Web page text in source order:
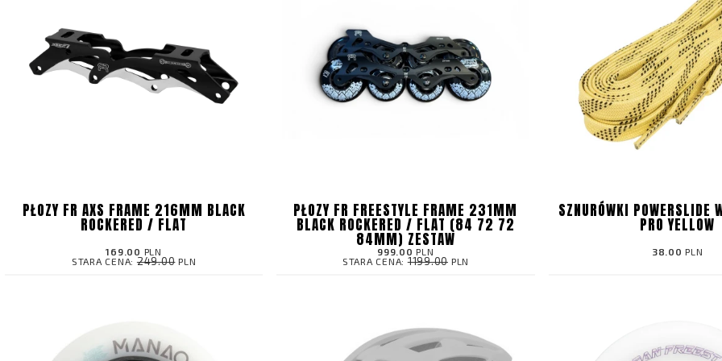
PŁOZY FR AXS FRAME 216MM BLACK
ROCKERED / FLAT
169.00 PLN
STARA CENA:249.00PLN
PŁOZY FR FREESTYLE FRAME 231MM
BLACK ROCKERED / FLAT (84 72 72
84MM) ZESTAW
999.00 PLN
STARA CENA:1199.00 PLN
SZNURÓWKI POWERSLIDE
PRO YELLOW
38.00 PLN